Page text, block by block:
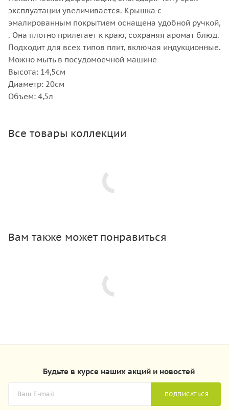
эксплуатации увеличивается. Крышка с
эмалированным покрытием оснащена удобной ручкой,
. Она плотно прилегает к краю, сохраняя аромат блюд.
Подходит для всех типов плит, включая индукционные.
Можно мыть в посудомоечной машине
Высота: 14,5см
Диаметр: 20см
Объем: 4,5л
Все товары коллекции
Вам также может понравиться
Будьте в курсе наших акций и новостей
ПОДПИСАТЬСЯ